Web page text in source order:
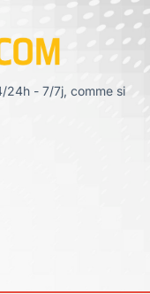
24h - 7/7j, comme si